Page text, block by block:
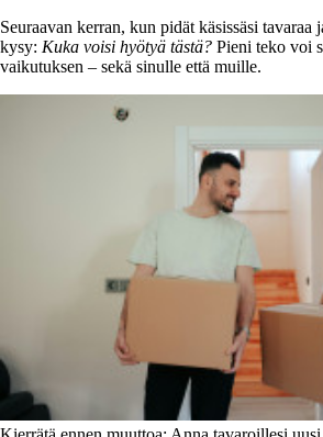
Seuraavan kerran, kun pidät käsissäsi
kysy: Kuka voisi hyötyä tästä? Pieni teko voi
vaikutuksen – sekä sinulle että muille.